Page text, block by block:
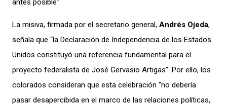
antes posible”.
La misiva, firmada por el secretario general, Andrés Ojeda,
señala que “la Declaración de Independencia de los Estados
Unidos constituyó una referencia fundamental para el
proyecto federalista de José Gervasio Artigas”. Por ello, los
colorados consideran que esta celebración “no debería
pasar desapercibida en el marco de las relaciones políticas,